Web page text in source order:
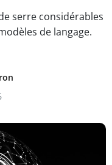
serre considérables
de langage.